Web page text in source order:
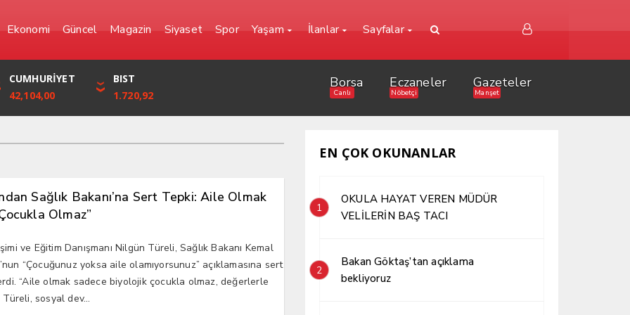
Ekonomi Güncel Magazin Siyaset Spor Yaşam İlanlar Sayfalar
YEN
0,0000
FRANK
57,6861
CUMHURİYET
42,104,00
BIST
1.720,92
Borsa
Canlı
Eczaneler
Nöbetçi
Gazeteler
Manşet
Sağlık Bakanı’na Sert Tepki: Aile Olmak
Olmaz”
ve Eğitim Danışmanı Nilgün Türeli, Sağlık Bakanı Kemal
“Çocuğunuz yoksa aile olamıyorsunuz” açıklamasına sert
“Aile olmak sadece biyolojik çocukla olmaz, değerlerle
sosyal dev...
EN ÇOK OKUNANLAR
1
OKULA HAYAT VEREN MÜDÜR
VELİLERİN BAŞ TACI
2
Bakan Göktaş’tan açıklama
bekliyoruz